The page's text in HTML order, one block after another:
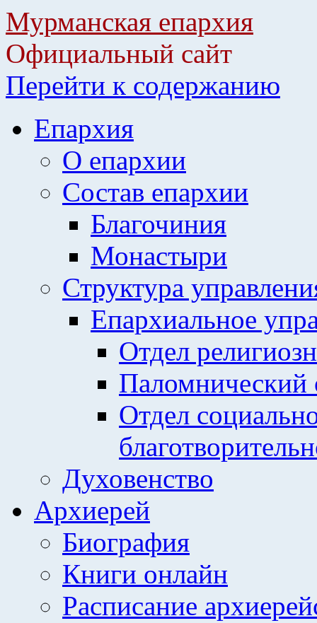
Мурманская епархия
Официальный сайт
Перейти к содержанию
Епархия
О епархии
Состав епархии
Благочиния
Монастыри
Структура
Епархиальное
Отдел
Паломнический
Отдел
Духовенство
Архиерей
Биография
Книги онлайн
Расписание